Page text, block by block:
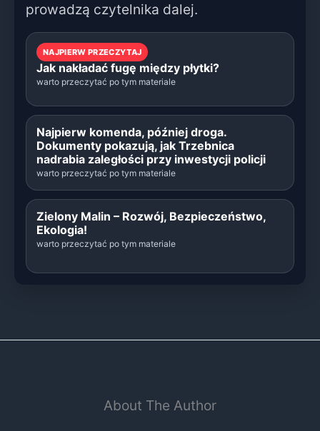
prowadzą czytelnika dalej.
NAJPIERW PRZECZYTAJ
Jak nakładać fugę między płytki?
warto przeczytać po tym materiale
Najpierw komenda, później droga.
Dokumenty pokazują, jak Trzebnica
nadrabia zaległości przy inwestycji policji
warto przeczytać po tym materiale
Zielony Malin – Rozwój, Bezpieczeństwo,
Ekologia!
warto przeczytać po tym materiale
About The Author